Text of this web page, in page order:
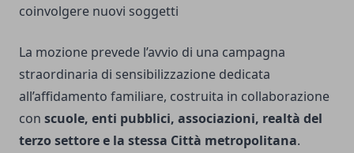
coinvolgere nuovi soggetti
La mozione prevede l’avvio di una campagna
straordinaria di sensibilizzazione dedicata
all’affidamento familiare, costruita in collaborazione
con scuole, enti pubblici, associazioni, realtà del
terzo settore e la stessa Città metropolitana.